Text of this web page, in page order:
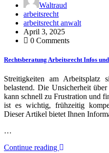
Waltraud
arbeitsrecht
arbeitsrecht anwalt
April 3, 2025
0 Comments
Rechtsberatung Arbeitsrecht Infos
Streitigkeiten am Arbeitsplatz
belastend. Die Unsicherheit
kann schnell zu Frustration und
ist es wichtig, frühzeitig
Dieser Artikel bietet Ihnen
…
Continue reading